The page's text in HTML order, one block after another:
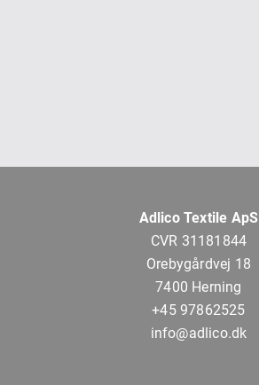
Adlico Textile ApS
CVR 31181844
Orebygårdvej 18
7400 Herning
+45 97862525
info@adlico.dk